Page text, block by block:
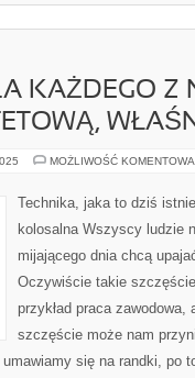
KAŻDEGO Z
MOŻLIWOŚĆ
Technika, jaka to dziś
kolosalna Wszyscy ludzie
mijającego dnia chcą
Oczywiście takie
przykład praca zawodowa,
szczęście może nam
się na randki, po